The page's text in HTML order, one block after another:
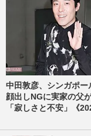
中田敦彦、シンガポー
顔出しNGに実家の父
「寂しさと不安」《